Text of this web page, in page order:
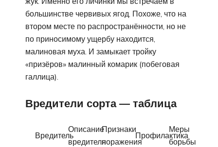
большинстве червивых ягод. Похоже, что на
втором месте по распространённости, но не
по приносимому ущербу находится,
малиновая муха. И замыкает тройку
«призёров» малинный комарик (побеговая
галлица).
Вредители сорта — таблица
Вредитель
Описание
вредителя
Признаки
поражения
Профилактика
Меры
борьбы